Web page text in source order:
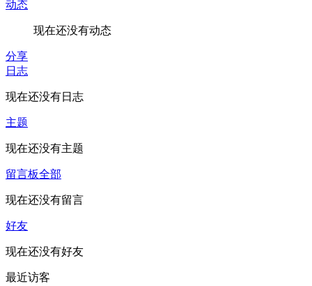
动态
现在还没有动态
分享
日志
现在还没有日志
主题
现在还没有主题
留言板全部
现在还没有留言
好友
现在还没有好友
最近访客